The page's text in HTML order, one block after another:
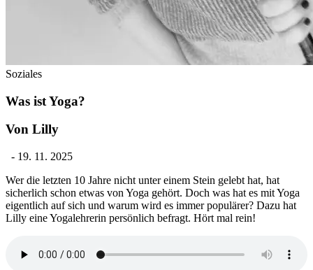
Soziales
Was ist Yoga?
Von Lilly
- 19. 11. 2025
Wer die letzten 10 Jahre nicht unter einem Stein gelebt hat, hat
sicherlich schon etwas von Yoga gehört. Doch was hat es mit Yoga
eigentlich auf sich und warum wird es immer populärer? Dazu hat
Lilly eine Yogalehrerin persönlich befragt. Hört mal rein!